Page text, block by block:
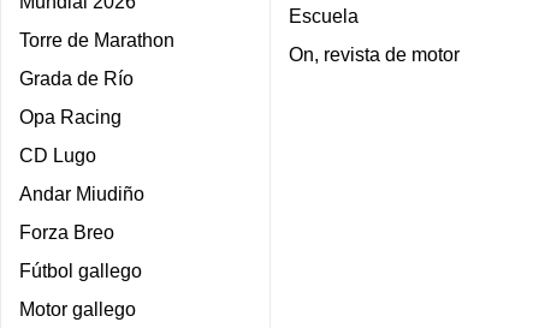
Torre de Marathon
Grada de Río
Opa Racing
CD Lugo
Andar Miudiño
Forza Breo
Fútbol gallego
Motor gallego
Escuela
On, revista de motor